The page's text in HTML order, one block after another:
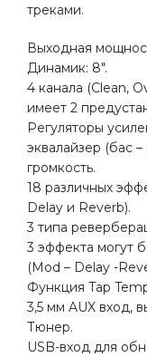
треками.
Выходная
Динамик: 8″.
4 канала (Clean,
имеет 2
Регуляторы
эквалайзер (бас
громкость.
18 различных
Delay и Reverb).
3 типа
3 эффекта могут
(Mod – Delay -
Функция Tap
3,5 мм AUX вход,
Тюнер.
USB-вход для